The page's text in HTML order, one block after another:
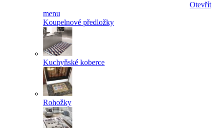
Otevřít
menu
Koupelnové předložky
Kuchyňské koberce
Rohožky